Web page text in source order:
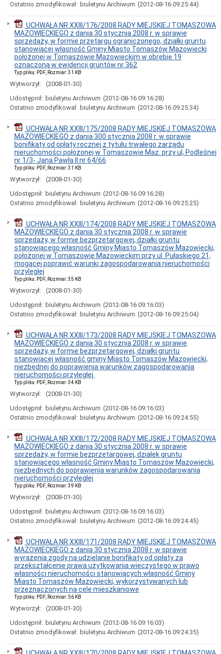
Nadawanie
numeru
PESEL
obywatelom
UKRAINY
Надання
номера
PESEL
для
біженців
України
obwieszczenia
2026
roku
Ogłoszenia
obwieszczenia
2025
roku
Ogłoszenia
obwieszczenia
2024
roku
Ogłoszenia
obwieszczenia
w
roku
Ogłoszenia
obwieszczenia
2022
roku
Ogłoszenia
obwieszczenia
Informacje
Dane
adresowe
Dni
godziny
otwarcia
Regulamin
Organizacyjny
Komórki
Organizacyjne
Urzędu
Miasta
Koordynator
spraw
dostępności
Standardy
Ochrony
Małoletnich
Ochrona
danych
osobowych
Informacje
naborze
na
wolne
stanowiska
Ostatnio zmodyfikował: biuletynu Archiwum (2012-08-16 09:25:44)
UCHWAŁA NR XXIII/176/2008 RADY MIEJSKIEJ TOMASZOWA
MAZOWIECKIEGO z dania 30 stycznia 2008 r. w sprawie
sprzedaży, w formie przetargu ograniczonego, działki gruntu
stanowiącej własność Gminy Miasto Tomaszów Mazowiecki
położonej w Tomaszowie Mazowieckim w obrębie 19
oznaczoną w ewidencji gruntów nr 362
Typ pliku: PDF, Rozmiar: 31 KB
Wytworzył:
(2008-01-30)
Udostępnił: biuletynu Archiwum (2012-08-16 09:16:28)
Ostatnio zmodyfikował: biuletynu Archiwum (2012-08-16 09:25:34)
UCHWAŁA NR XXIII/175/2008 RADY MIEJSKIEJ TOMASZOWA
MAZOWIECKIEGO z dania 300 stycznia 2008 r. w sprawie
bonifikaty od opłaty rocznej z tytułu trwałego zarządu
nieruchomości położonej w Tomaszowie Maz. przy ul, Podleśnej
nr 1/3- Jana Pawła II nr 64/66
Typ pliku: PDF, Rozmiar: 31 KB
Wytworzył:
(2008-01-30)
Udostępnił: biuletynu Archiwum (2012-08-16 09:16:28)
Ostatnio zmodyfikował: biuletynu Archiwum (2012-08-16 09:25:25)
UCHWAŁA NR XXIII/174/2008 RADY MIEJSKIEJ TOMASZOWA
MAZOWIECKIEGO z dania 30 stycznia 2008 r. w sprawie
sprzedaży, w formie bezprzetargowej, działki gruntu
stanowiącego własność Gminy Miasto Tomaszów Mazowiecki,
położonej w Tomaszowie Mazowieckim przy ul. Pułaskiego 21,
mogącej poprawić warunki zagospodarowania nieruchomości
przyległej
Typ pliku: PDF, Rozmiar: 35 KB
Wytworzył:
(2008-01-30)
Udostępnił: biuletynu Archiwum (2012-08-16 09:16:03)
Ostatnio zmodyfikował: biuletynu Archiwum (2012-08-16 09:25:04)
UCHWAŁA NR XXIII/173/2008 RADY MIEJSKIEJ TOMASZOWA
MAZOWIECKIEGO z dania 30 stycznia 2008 r. w sprawie
sprzedaży, w formie bezprzetargowej, działki gruntu
stanowiącej własność gminy Miasto Tomaszów Mazowiecki,
niezbędnej do poprawienia warunków zagospodarowania
nieruchomości przyległej.
Typ pliku: PDF, Rozmiar: 34 KB
Wytworzył:
(2008-01-30)
Udostępnił: biuletynu Archiwum (2012-08-16 09:16:03)
Ostatnio zmodyfikował: biuletynu Archiwum (2012-08-16 09:24:55)
UCHWAŁA NR XXIII/172/2008 RADY MIEJSKIEJ TOMASZOWA
MAZOWIECKIEGO z dania 30 stycznia 2008 r. w sprawie
sprzedaży, w formie bezprzetargowej, działek gruntu
stanowiącego własność Gminy Miasto Tomaszów Mazowiecki,
niezbędnych do poprawienia warunków zagospodarowania
nieruchomości przyległej
Typ pliku: PDF, Rozmiar: 39 KB
Wytworzył:
(2008-01-30)
Udostępnił: biuletynu Archiwum (2012-08-16 09:16:03)
Ostatnio zmodyfikował: biuletynu Archiwum (2012-08-16 09:24:45)
UCHWAŁA NR XXIII/171/2008 RADY MIEJSKIEJ TOMASZOWA
MAZOWIECKIEGO z dania 30 stycznia 2008 r. w sprawie
wyrażenia zgody na udzielanie bonifikaty od opłaty za
przekształcenie prawa użytkowania wieczystego w prawo
własności nieruchomości stanowiących własność Gminy
Miasto Tomaszów Mazowiecki, wykorzystywanych lub
przeznaczonych na cele mieszkaniowe
Typ pliku: PDF, Rozmiar: 56 KB
Wytworzył:
(2008-01-30)
Udostępnił: biuletynu Archiwum (2012-08-16 09:16:03)
Ostatnio zmodyfikował: biuletynu Archiwum (2012-08-16 09:24:35)